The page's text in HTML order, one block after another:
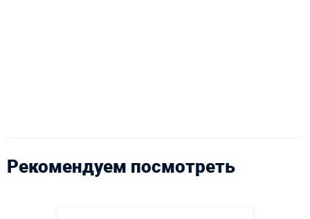
Рекомендуем посмотреть